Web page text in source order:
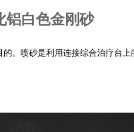
铝白色金刚砂
。喷砂是利用连接综合治疗台